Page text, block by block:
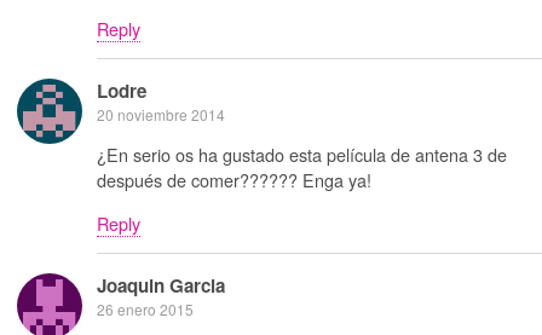
Reply
Lodre
20 noviembre 2014
¿En serio os ha gustado esta película de antena 3 de
después de comer?????? Enga ya!
Reply
Joaquin Garcia
26 enero 2015